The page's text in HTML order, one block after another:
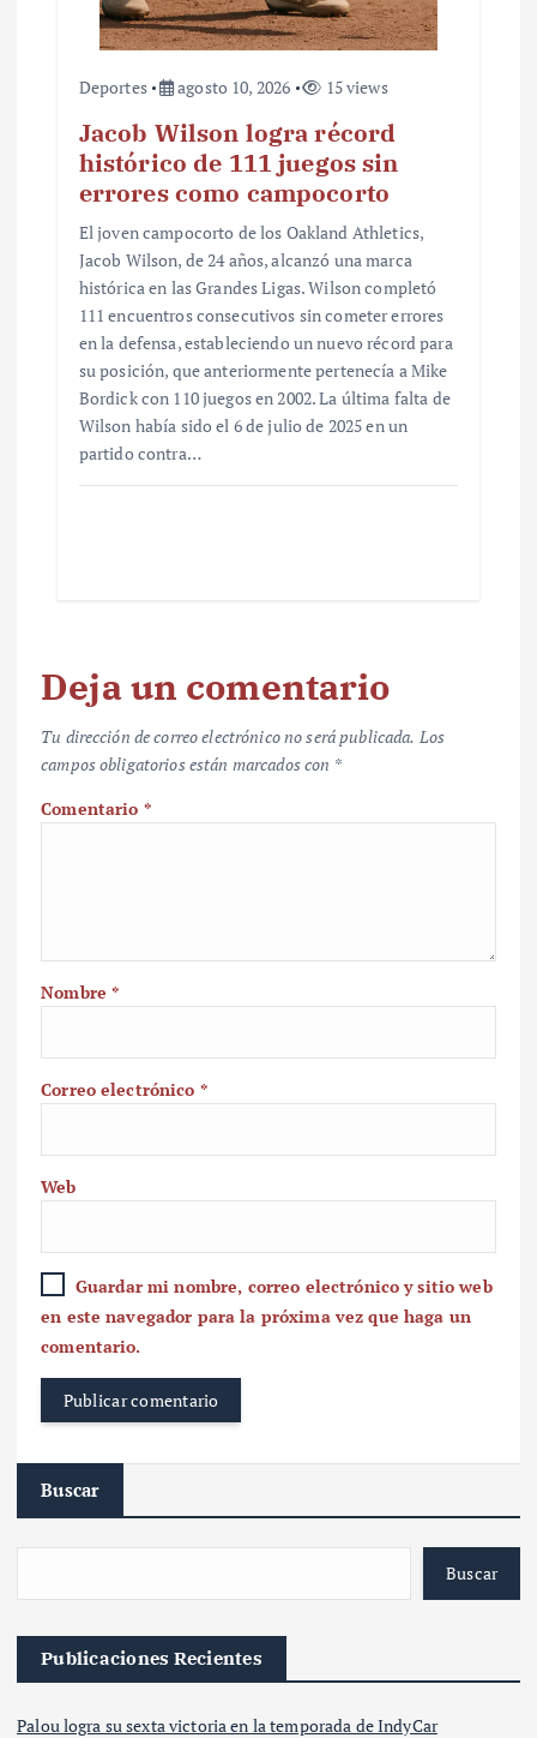
Deportes agosto 10, 2026 15 views
Jacob Wilson logra récord
histórico de 111 juegos sin
errores como campocorto
El joven campocorto de los Oakland Athletics,
Jacob Wilson, de 24 años, alcanzó una marca
histórica en las Grandes Ligas. Wilson completó
111 encuentros consecutivos sin cometer errores
en la defensa, estableciendo un nuevo récord para
su posición, que anteriormente pertenecía a Mike
Bordick con 110 juegos en 2002. La última falta de
Wilson había sido el 6 de julio de 2025 en un
partido contra…
Deja un comentario
Tu dirección de correo electrónico no será publicada. Los
campos obligatorios están marcados con *
Comentario *
Nombre*
Correo electrónico *
Web
Guardar mi nombre, correo electrónico y sitio web
en este navegador para la próxima vez que haga un
comentario.
Buscar
Buscar
Publicaciones Recientes
Palou logra su sexta victoria en la temporada de IndyCar